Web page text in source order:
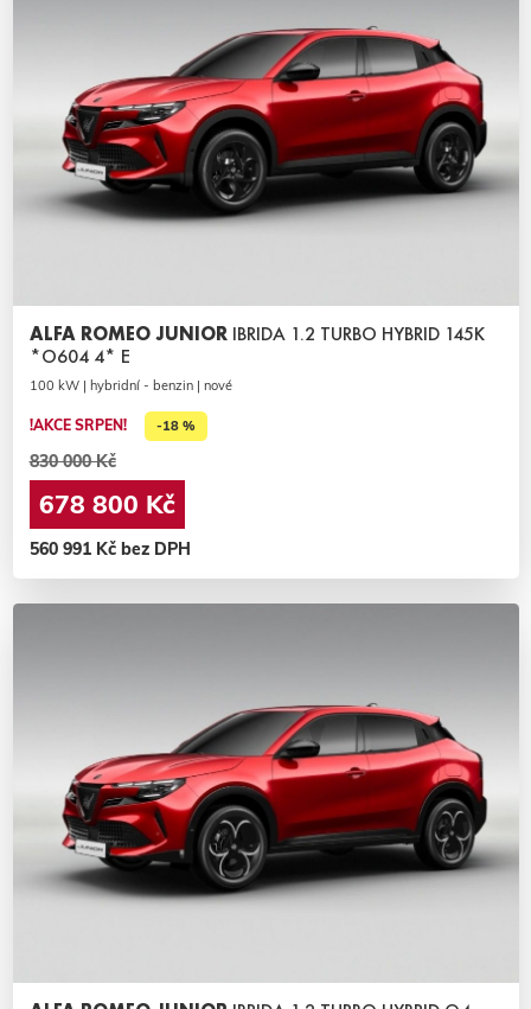
ALFA ROMEO JUNIOR IBRIDA 1.2 TURBO HYBRID 145K
*O604 4* E
100 kW | hybridní - benzin | nové
!AKCE SRPEN! -18 %
830 000 Kč
678 800 Kč
560 991 Kč bez DPH